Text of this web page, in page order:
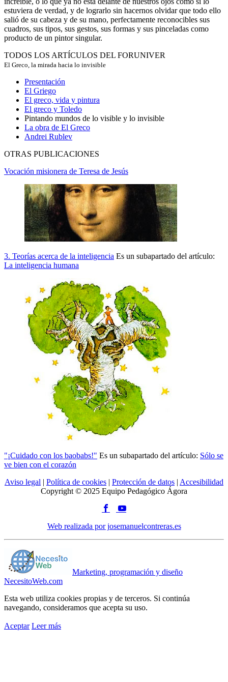
estuviera de verdad, y de lograrlo sin hacernos olvidar que todo ello
salió de su cabeza y de su mano, perfectamente reconocibles sus
cuadros, sus tipos, sus gestos, sus formas y sus pinceladas como
producto de un pintor singular.
TODOS LOS ARTÍCULOS DEL FORUNIVER
El Greco, la mirada hacia lo invisible
Presentación
El Griego
El greco, vida y pintura
El greco y Toledo
Pintando mundos de lo visible y lo invisible
La obra de El Greco
Andrei Rublev
OTRAS PUBLICACIONES
Vocación misionera de Teresa de Jesús
3. Teorías acerca de la inteligencia Es un subapartado del artículo:
La inteligencia humana
"¡Cuidado con los baobabs!" Es un subapartado del artículo: Sólo se
ve bien con el corazón
Aviso legal | Política de cookies | Protección de datos | Accesibilidad
Copyright © 2025 Equipo Pedagógico Ágora
Web realizada por josemanuelcontreras.es
Marketing, programación y diseño
NecesitoWeb.com
Esta web utiliza cookies propias y de terceros. Si continúa
navegando, consideramos que acepta su uso.
Aceptar Leer más